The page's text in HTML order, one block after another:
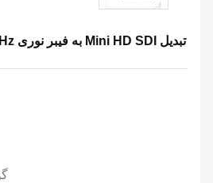
تبدیل Mini HD SDI به فیبر نوری 12G 3840*2160@60Hz